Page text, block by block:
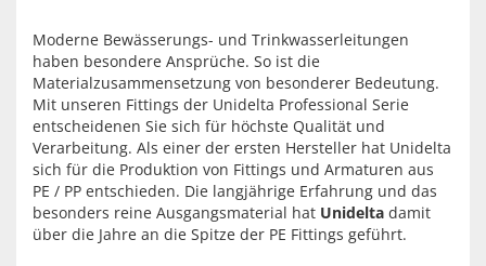
Moderne Bewässerungs- und Trinkwasserleitungen
haben besondere Ansprüche. So ist die
Materialzusammensetzung von besonderer Bedeutung.
Mit unseren Fittings der Unidelta Professional Serie
entscheidenen Sie sich für höchste Qualität und
Verarbeitung. Als einer der ersten Hersteller hat Unidelta
sich für die Produktion von Fittings und Armaturen aus
PE / PP entschieden. Die langjährige Erfahrung und das
besonders reine Ausgangsmaterial hat Unidelta damit
über die Jahre an die Spitze der PE Fittings geführt.